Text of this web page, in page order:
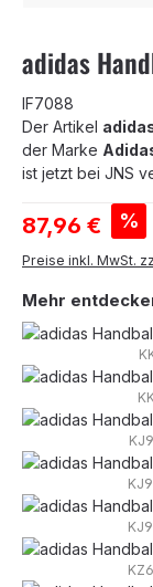
adidas
IF7088
Der Artikel
der Marke
ist jetzt bei JNS
Verkaufspreis:
87,96 € %
Preise inkl. MwSt.
Mehr